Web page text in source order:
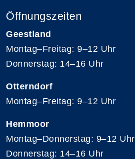
Öffnungszeiten
Geestland
Montag–Freitag: 9–12 Uhr
Donnerstag: 14–16 Uhr
Otterndorf
Montag–Freitag: 9–12 Uhr
Hemmoor
Montag–Donnerstag: 9–12 Uhr
Donnerstag: 14–16 Uhr